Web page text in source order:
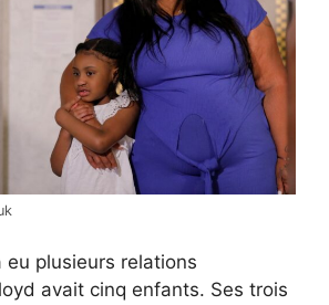
eu plusieurs relations
avait cinq enfants. Ses trois